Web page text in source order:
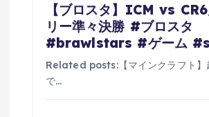
【ブロスタ】ICM vs
リー準々決勝 #ブロスタ
#brawlstars #ゲーム
Related posts:【マインクラフト】
で…